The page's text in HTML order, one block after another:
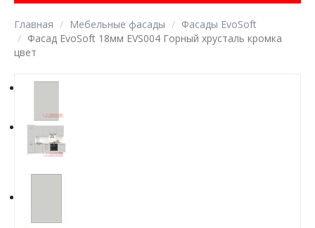
Главная Мебельные фасады
Фасады EvoSoft
Фасад EvoSoft 18мм EVS004 Горный хрусталь кромка
цвет